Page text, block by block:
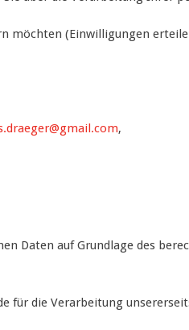
möchten (Einwilligungen
,
Daten auf Grundlage des
für die Verarbeitung